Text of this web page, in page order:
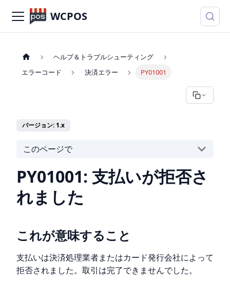
WCPOS
ヘルプ＆トラブルシューティング
エラーコード
決済エラー PY01001
バージョン: 1.x
このページで
PY01001: 支払いが拒否さ
れました
これが意味すること
支払いは決済処理業者またはカード発行会社によって
拒否されました。取引は完了できませんでした。